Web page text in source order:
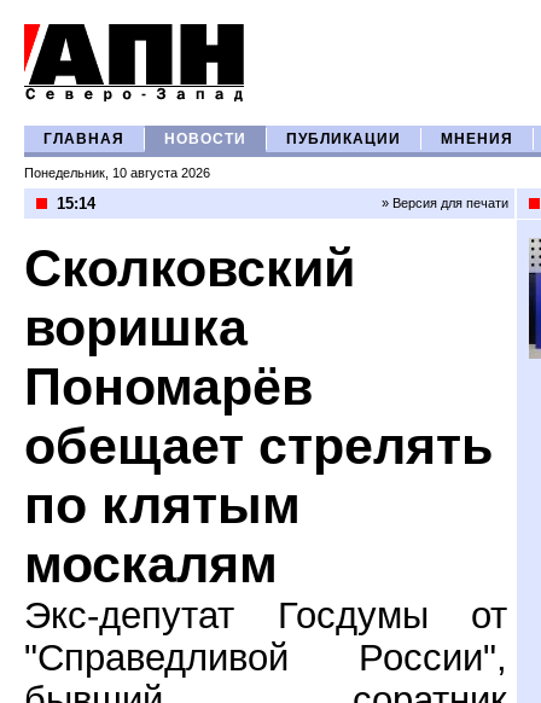
ГЛАВНАЯ НОВОСТИ ПУБЛИКАЦИИ МНЕНИЯ
Понедельник, 10 августа 2026
15:14 » Версия для печати
Сколковский
воришка
Пономарёв
обещает стрелять
по клятым
москалям
Экс-депутат Госдумы от
"Справедливой России",